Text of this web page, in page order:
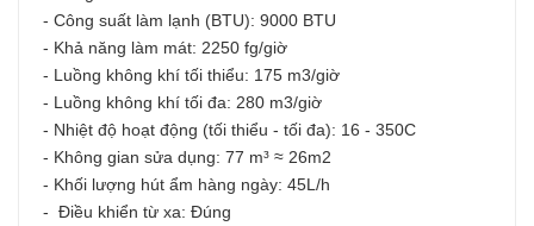
- Công suất làm lạnh (BTU): 9000 BTU
- Khả năng làm mát: 2250 fg/giờ
- Luồng không khí tối thiểu: 175 m3/giờ
- Luồng không khí tối đa: 280 m3/giờ
- Nhiệt độ hoạt động (tối thiểu - tối đa): 16 - 350C
- Không gian sửa dụng: 77 m³ ≈ 26m2
- Khối lượng hút ẩm hàng ngày: 45L/h
- Điều khiển từ xa: Đúng